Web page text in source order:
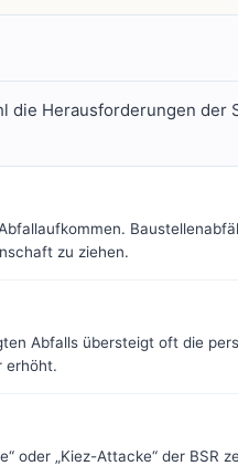
Herausforderungen der
zu ziehen.
Abfalls übersteigt oft die
erhöht.
oder „Kiez-Attacke“ der BSR